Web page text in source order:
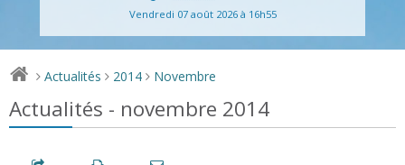
Vendredi 07 août 2026 à 16h55
> Actualités > 2014 > Novembre
Actualités - novembre 2014